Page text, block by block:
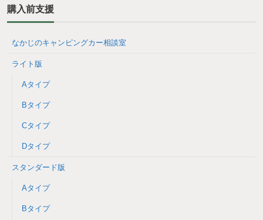
購入前支援
なかじのキャンピングカー相談室
ライト版
Aタイプ
Bタイプ
Cタイプ
Dタイプ
スタンダード版
Aタイプ
Bタイプ